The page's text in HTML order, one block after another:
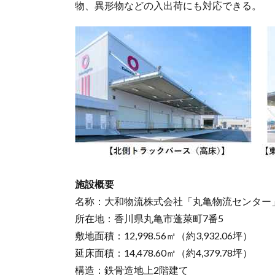
物、異形物などの入出荷にも対応できる。
施設概要
名称：大和物流株式会社「丸亀物流センター
所在地：香川県丸亀市蓬萊町7番5
敷地面積：12,998.56㎡（約3,932.06坪）
延床面積：14,478.60㎡（約4,379.78坪）
構造：鉄骨造地上2階建て